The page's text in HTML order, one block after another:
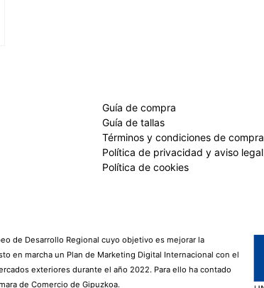
Guía de compra
Guía de tallas
Términos y condiciones de compra
Política de privacidad y aviso legal
Política de cookies
de Desarrollo Regional cuyo objetivo es mejorar la
en marcha un Plan de Marketing Digital Internacional con el
exteriores durante el año 2022. Para ello ha contado
de Comercio de Gipuzkoa.